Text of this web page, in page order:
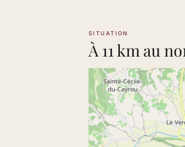
SITUATION
À 11 km au